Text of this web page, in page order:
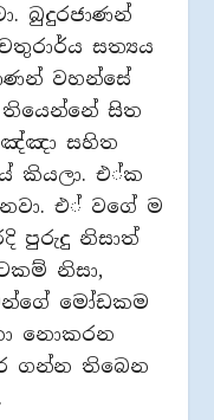
බුදුරජාණන්
සත්‍යය
වහන්සේ
තියෙන්නේ සිත
සහිත
කියලා. එ්ක
එ් වගේ ම
පුරුදු නිසාත්
නිසා,
මෝඩකම
නොකරන
ගන්න තිබෙන